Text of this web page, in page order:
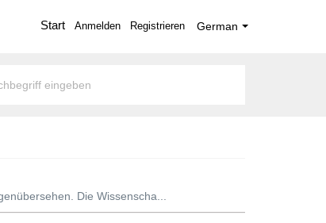
Start German
Anmelden Registrieren
Die Wissenscha...